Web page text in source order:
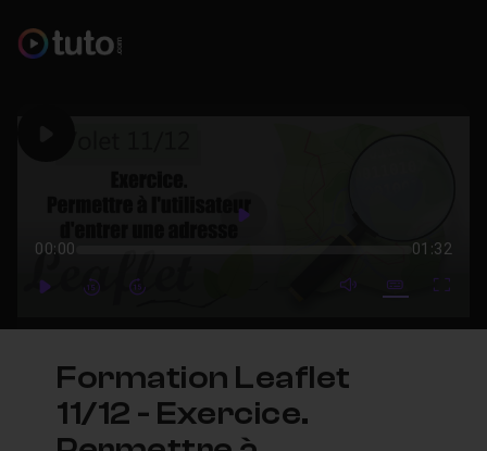
Play
00:00 01:32
PlayForwardForward mute video
Subtitles
Formation Leaflet
11/12 - Exercice.